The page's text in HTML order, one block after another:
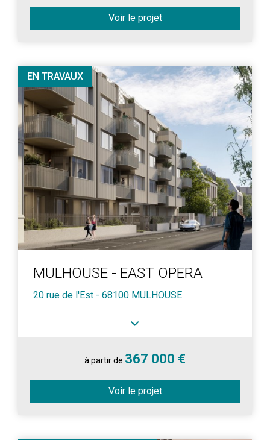
Voir le projet
EN TRAVAUX
MULHOUSE - EAST OPERA
20 rue de l'Est - 68100 MULHOUSE
à partir de 367 000 €
Voir le projet